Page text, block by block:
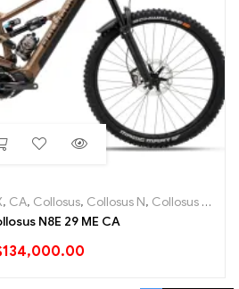
, CA, Collosus, Collosus N, Collosus N8E
N8E 29 ME CA
134,000.00